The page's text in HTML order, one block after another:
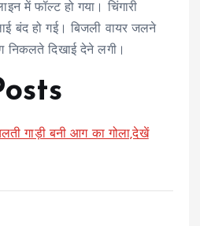
में फॉल्ट हो गया। चिंगारी
बंद हो गई। बिजली वायर जलने
दिखाई देने लगी।
गाड़ी बनी आग का गोला,देखें